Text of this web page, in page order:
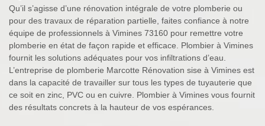
Qu’il s’agisse d’une rénovation intégrale de votre plomberie ou
pour des travaux de réparation partielle, faites confiance à notre
équipe de professionnels à Vimines 73160 pour remettre votre
plomberie en état de façon rapide et efficace. Plombier à Vimines
fournit les solutions adéquates pour vos infiltrations d’eau.
L’entreprise de plomberie Marcotte Rénovation sise à Vimines est
dans la capacité de travailler sur tous les types de tuyauterie que
ce soit en zinc, PVC ou en cuivre. Plombier à Vimines vous fournit
des résultats concrets à la hauteur de vos espérances.